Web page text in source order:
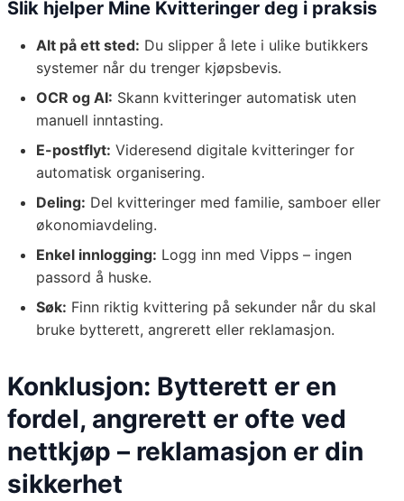
Slik hjelper Mine Kvitteringer deg i praksis
Alt på ett sted: Du slipper å lete i ulike butikkers
systemer når du trenger kjøpsbevis.
OCR og AI: Skann kvitteringer automatisk uten
manuell inntasting.
E-postflyt: Videresend digitale kvitteringer for
automatisk organisering.
Deling: Del kvitteringer med familie, samboer eller
økonomiavdeling.
Enkel innlogging: Logg inn med Vipps – ingen
passord å huske.
Søk: Finn riktig kvittering på sekunder når du skal
bruke bytterett, angrerett eller reklamasjon.
Konklusjon: Bytterett er en
fordel, angrerett er ofte ved
nettkjøp – reklamasjon er din
sikkerhet